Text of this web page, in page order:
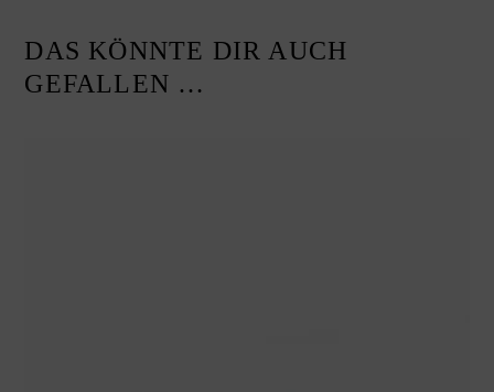
DAS KÖNNTE DIR AUCH
GEFALLEN …